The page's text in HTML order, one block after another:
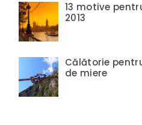
13 motive
2013
Călătorie
de miere